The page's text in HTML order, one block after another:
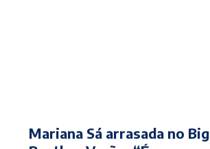
Mariana Sá arrasada no Big